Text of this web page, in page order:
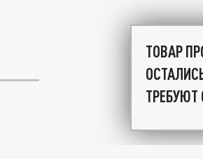
ТОВАР
ТРЕБУЮТ